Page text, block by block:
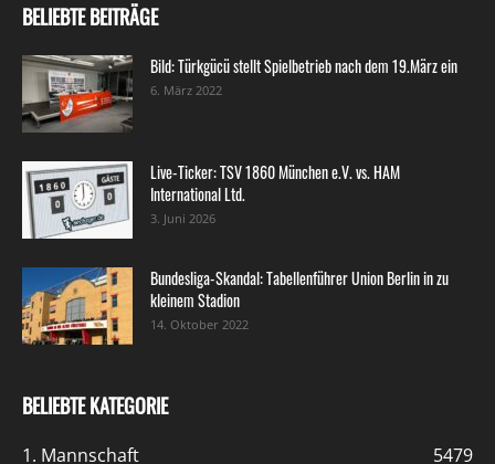
BELIEBTE BEITRÄGE
Bild: Türkgücü stellt Spielbetrieb nach dem 19.März ein
6. März 2022
Live-Ticker: TSV 1860 München e.V. vs. HAM
International Ltd.
3. Juni 2026
Bundesliga-Skandal: Tabellenführer Union Berlin in zu
kleinem Stadion
14. Oktober 2022
BELIEBTE KATEGORIE
1. Mannschaft 5479